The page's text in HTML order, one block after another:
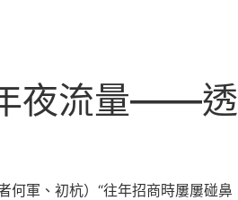
夜流量——
何軍、初杭）“往年招商時屢屢碰